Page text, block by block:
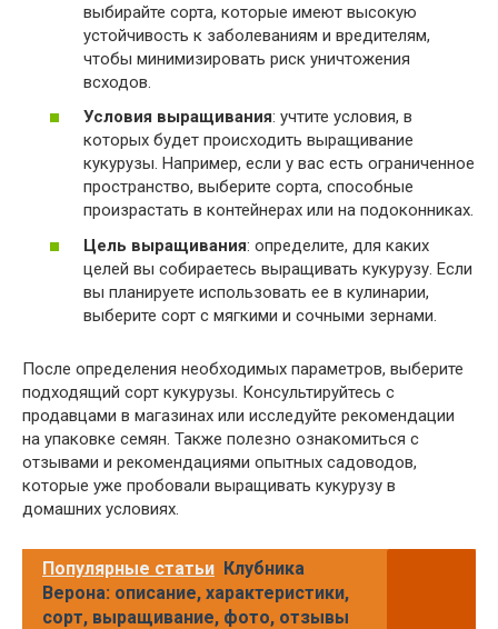
выбирайте сорта, которые имеют высокую
устойчивость к заболеваниям и вредителям,
чтобы минимизировать риск уничтожения
всходов.
Условия выращивания: учтите условия, в
которых будет происходить выращивание
кукурузы. Например, если у вас есть ограниченное
пространство, выберите сорта, способные
произрастать в контейнерах или на подоконниках.
Цель выращивания: определите, для каких
целей вы собираетесь выращивать кукурузу. Если
вы планируете использовать ее в кулинарии,
выберите сорт с мягкими и сочными зернами.
После определения необходимых параметров, выберите
подходящий сорт кукурузы. Консультируйтесь с
продавцами в магазинах или исследуйте рекомендации
на упаковке семян. Также полезно ознакомиться с
отзывами и рекомендациями опытных садоводов,
которые уже пробовали выращивать кукурузу в
домашних условиях.
Популярные статьи Клубника
Верона: описание, характеристики,
сорт, выращивание, фото, отзывы